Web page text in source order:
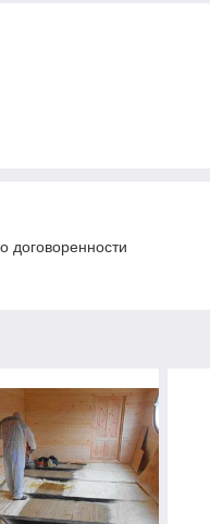
договоренности